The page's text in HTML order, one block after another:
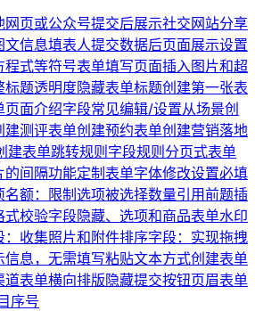
页或公众号提交后展示社交网站分享
文信息填表人提交数据后页面展示设置
程式等符号表单填写页面插入图片和超
标题透明度隐藏表单标题创建第一张表
页面介绍字段常见编辑/设置从场景创
建测评表单创建预约表单创建营销落地
建表单跳转规则字段规则分页式表单
的间隔功能定制表单字体修改设置必填
名额：限制选项被选择数量引用前题插
式校验字段隐藏、选项和商品表单水印
：收集照片和附件排序字段：实现拖拽
息，无需填写粘贴文本方式创建表单
道表单横向排版隐藏提交按钮页眉表单
序号